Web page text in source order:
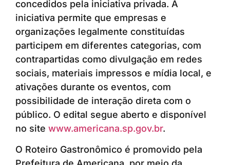
concedidos pela iniciativa privada. A
iniciativa permite que empresas e
organizações legalmente constituídas
participem em diferentes categorias, com
contrapartidas como divulgação em redes
sociais, materiais impressos e mídia local, e
ativações durante os eventos, com
possibilidade de interação direta com o
público. O edital segue aberto e disponível
no site www.americana.sp.gov.br.
O Roteiro Gastronômico é promovido pela